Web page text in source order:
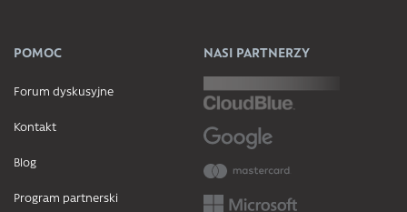
POMOC
Forum dyskusyjne
Kontakt
Blog
Program partnerski
NASI PARTNERZY